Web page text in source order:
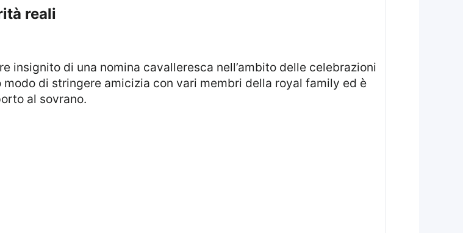
reali
di stringere amicizia con vari membri della royal family ed è
al sovrano.